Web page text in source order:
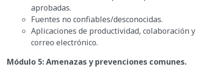
aprobadas.
Fuentes no confiables/desconocidas.
Aplicaciones de productividad, colaboración y
correo electrónico.
Módulo 5: Amenazas y prevenciones comunes.